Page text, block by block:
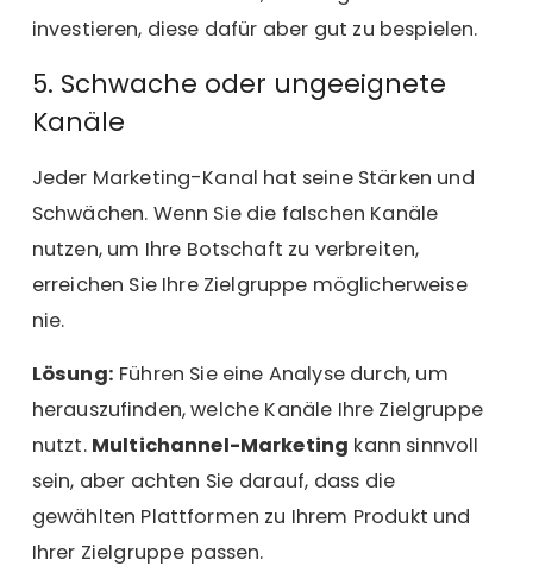
investieren, diese dafür aber gut zu bespielen.
5. Schwache oder ungeeignete
Kanäle
Jeder Marketing-Kanal hat seine Stärken und
Schwächen. Wenn Sie die falschen Kanäle
nutzen, um Ihre Botschaft zu verbreiten,
erreichen Sie Ihre Zielgruppe möglicherweise
nie.
Lösung: Führen Sie eine Analyse durch, um
herauszufinden, welche Kanäle Ihre Zielgruppe
nutzt. Multichannel-Marketing kann sinnvoll
sein, aber achten Sie darauf, dass die
gewählten Plattformen zu Ihrem Produkt und
Ihrer Zielgruppe passen.